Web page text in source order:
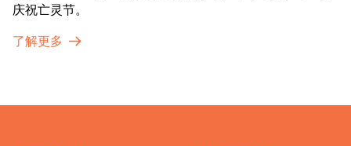
庆祝亡灵节。
了解更多